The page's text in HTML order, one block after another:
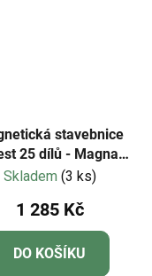
stavebnice
25 dílů - Magna-
Tiles
Skladem (3 ks)
1 285 Kč
DO KOŠÍKU